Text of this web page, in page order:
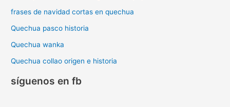
frases de navidad cortas en quechua
Quechua pasco historia
Quechua wanka
Quechua collao origen e historia
síguenos en fb